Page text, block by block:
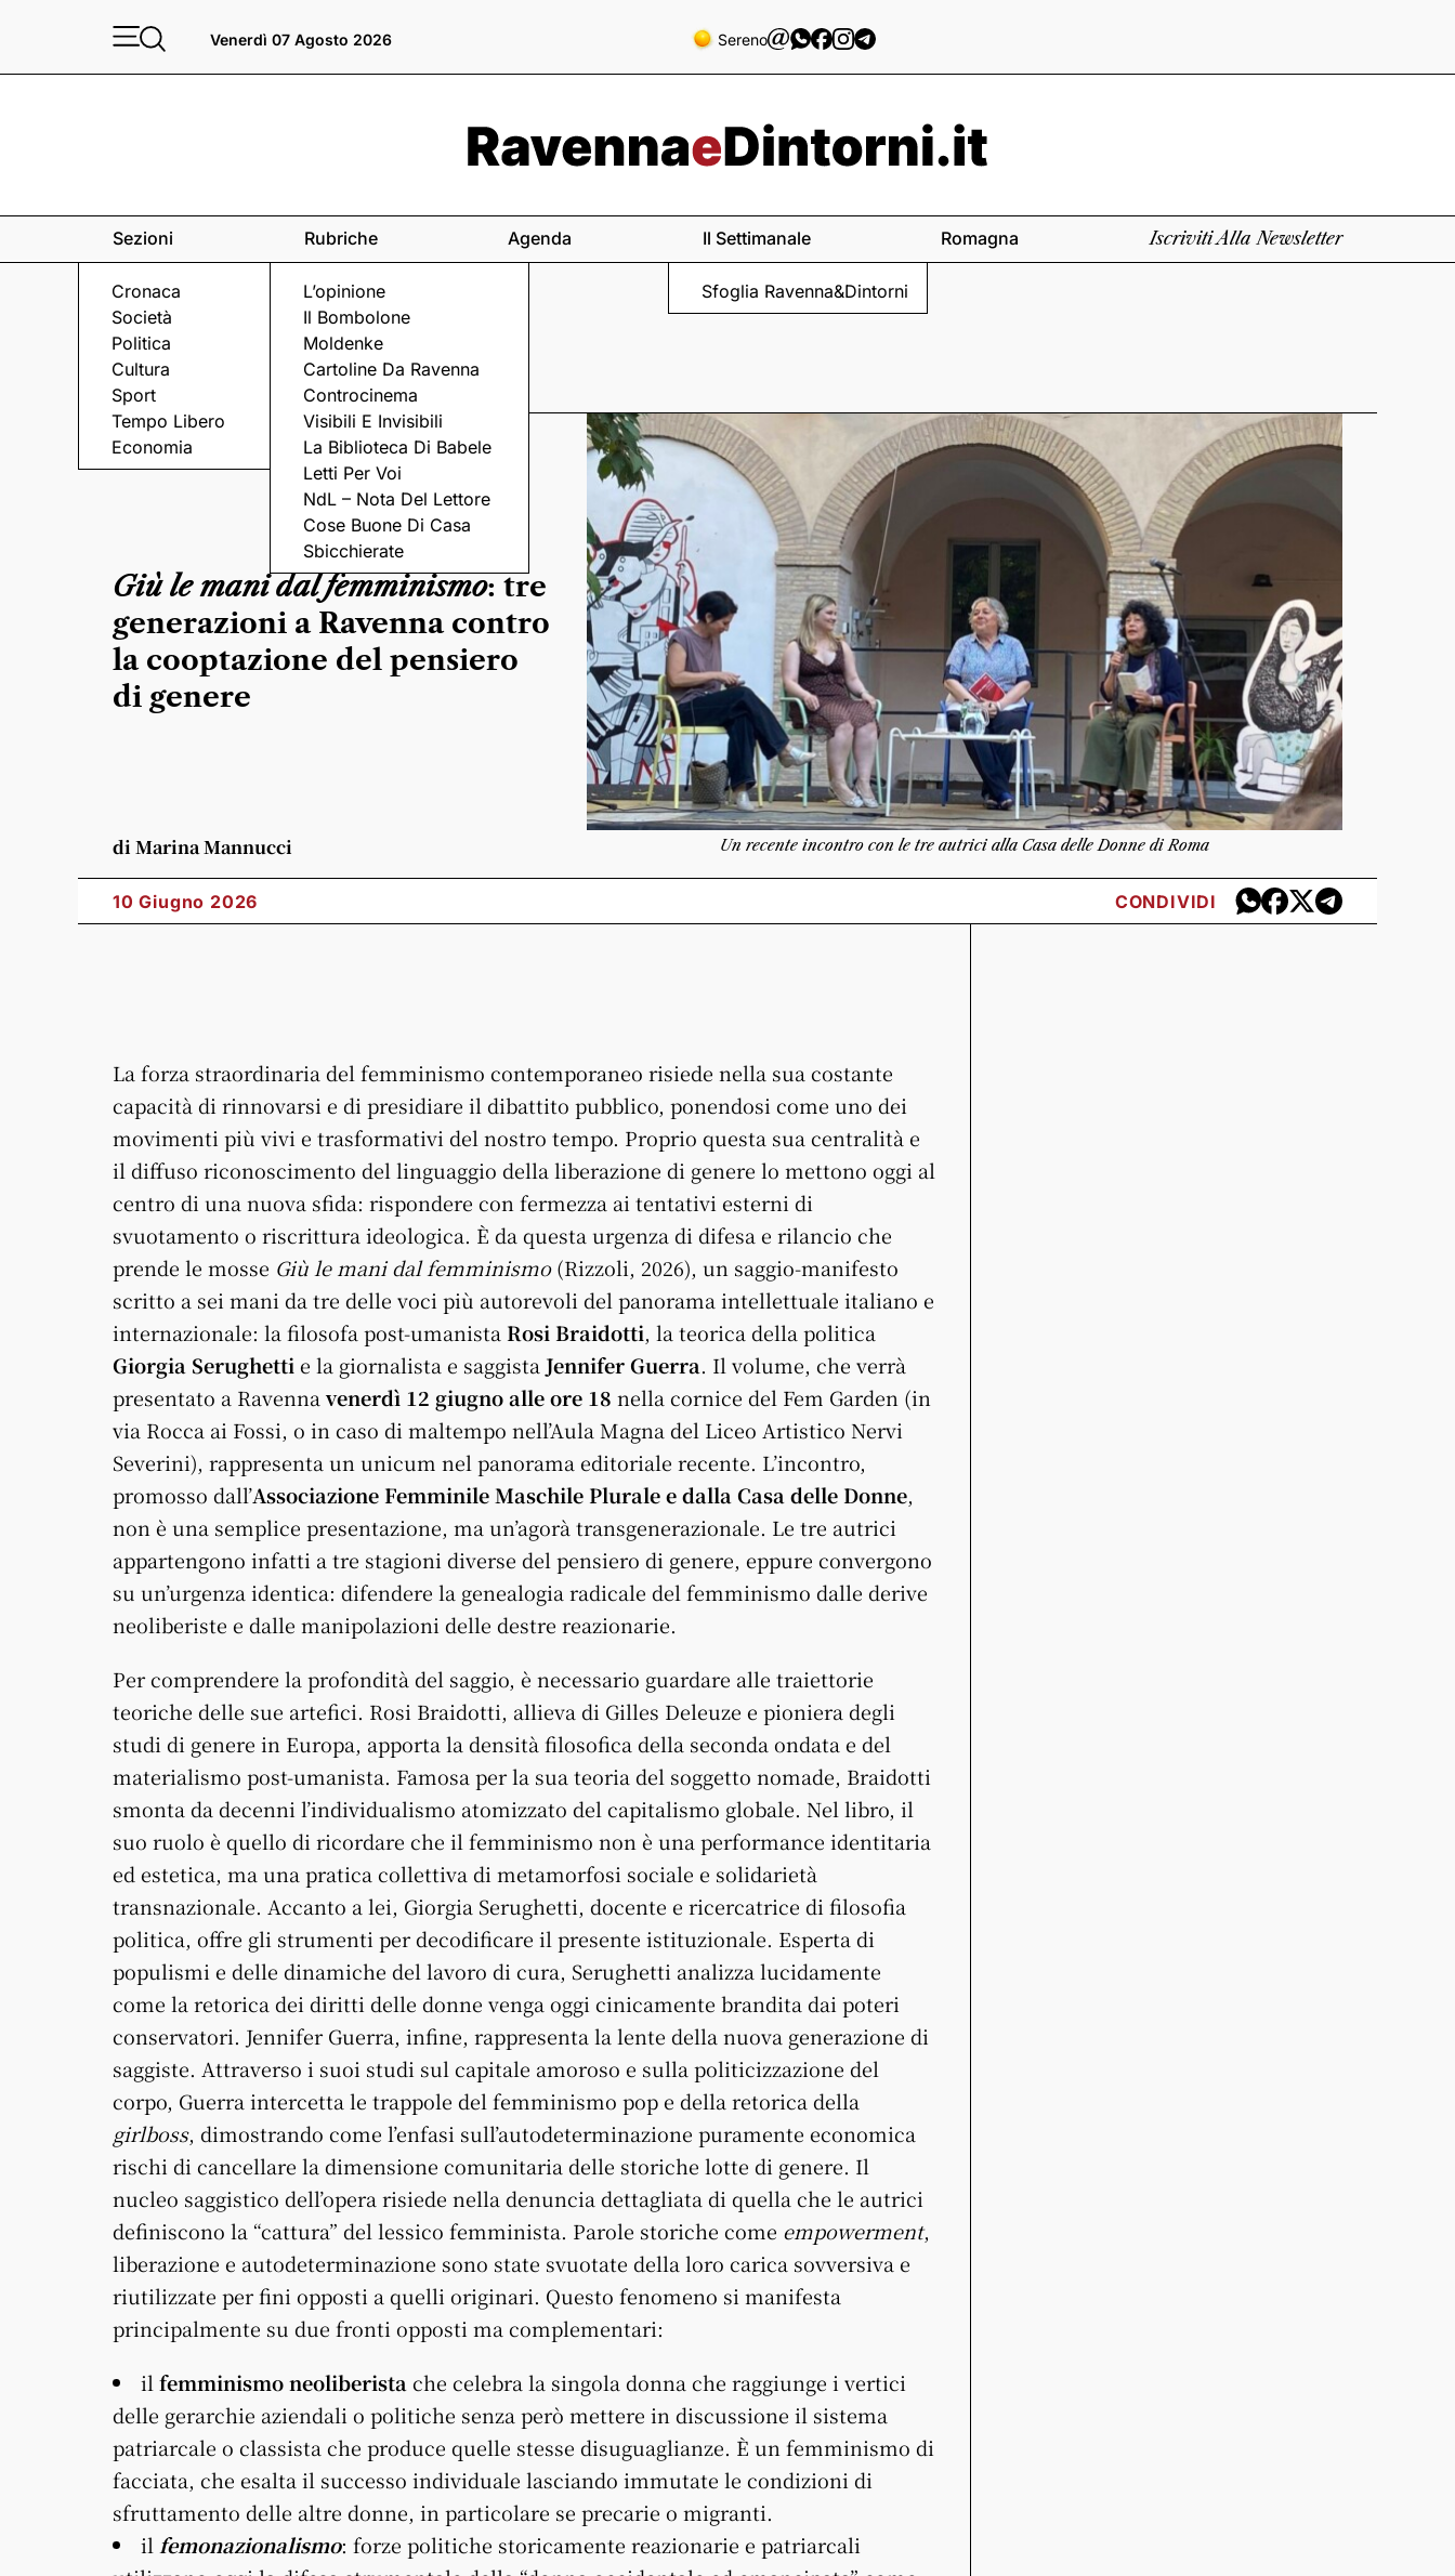
Venerdì 07 Agosto 2026 Sereno
Sezioni
Cronaca
Società
Politica
Cultura
Sport
Tempo Libero
Economia
Rubriche
L’opinione
Il Bombolone
Moldenke
Cartoline Da Ravenna
Controcinema
Visibili E Invisibili
La Biblioteca Di Babele
Letti Per Voi
NdL – Nota Del Lettore
Cose Buone Di Casa
Sbicchierate
Agenda Il Settimanale
Sfoglia Ravenna&Dintorni
Romagna Iscriviti Alla Newsletter
L'INCONTRO
Giù le mani dal femminismo: tre
generazioni a Ravenna contro
la cooptazione del pensiero
di genere
di Marina Mannucci Un recente incontro con le tre autrici alla Casa delle Donne di Roma
10 Giugno 2026 CONDIVIDI
La forza straordinaria del femminismo contemporaneo risiede nella sua costante
capacità di rinnovarsi e di presidiare il dibattito pubblico, ponendosi come uno dei
movimenti più vivi e trasformativi del nostro tempo. Proprio questa sua centralità e
il diffuso riconoscimento del linguaggio della liberazione di genere lo mettono oggi al
centro di una nuova sfida: rispondere con fermezza ai tentativi esterni di
svuotamento o riscrittura ideologica. È da questa urgenza di difesa e rilancio che
prende le mosse Giù le mani dal femminismo(Rizzoli, 2026), un saggio-manifesto
scritto a sei mani da tre delle voci più autorevoli del panorama intellettuale italiano e
internazionale: la filosofa post-umanista Rosi Braidotti, la teorica della politica
Giorgia Serughetti e la giornalista e saggista Jennifer Guerra. Il volume, che verrà
presentato a Ravenna venerdì 12 giugno alle ore 18 nella cornice del Fem Garden (in
via Rocca ai Fossi, o in caso di maltempo nell’Aula Magna del Liceo Artistico Nervi
Severini), rappresenta un unicum nel panorama editoriale recente. L’incontro,
promosso dall’Associazione Femminile Maschile Plurale e dalla Casa delle Donne,
non è una semplice presentazione, ma un’agorà transgenerazionale. Le tre autrici
appartengono infatti a tre stagioni diverse del pensiero di genere, eppure convergono
su un’urgenza identica: difendere la genealogia radicale del femminismo dalle derive
neoliberiste e dalle manipolazioni delle destre reazionarie.
Per comprendere la profondità del saggio, è necessario guardare alle traiettorie
teoriche delle sue artefici. Rosi Braidotti, allieva di Gilles Deleuze e pioniera degli
studi di genere in Europa, apporta la densità filosofica della seconda ondata e del
materialismo post-umanista. Famosa per la sua teoria del soggetto nomade, Braidotti
smonta da decenni l’individualismo atomizzato del capitalismo globale. Nel libro, il
suo ruolo è quello di ricordare che il femminismo non è una performance identitaria
ed estetica, ma una pratica collettiva di metamorfosi sociale e solidarietà
transnazionale. Accanto a lei, Giorgia Serughetti, docente e ricercatrice di filosofia
politica, offre gli strumenti per decodificare il presente istituzionale. Esperta di
populismi e delle dinamiche del lavoro di cura, Serughetti analizza lucidamente
come la retorica dei diritti delle donne venga oggi cinicamente brandita dai poteri
conservatori. Jennifer Guerra, infine, rappresenta la lente della nuova generazione di
saggiste. Attraverso i suoi studi sul capitale amoroso e sulla politicizzazione del
corpo, Guerra intercetta le trappole del femminismo pop e della retorica della
girlboss, dimostrando come l’enfasi sull’autodeterminazione puramente economica
rischi di cancellare la dimensione comunitaria delle storiche lotte di genere. Il
nucleo saggistico dell’opera risiede nella denuncia dettagliata di quella che le autrici
definiscono la “cattura” del lessico femminista. Parole storiche come empowerment,
liberazione e autodeterminazione sono state svuotate della loro carica sovversiva e
riutilizzate per fini opposti a quelli originari. Questo fenomeno si manifesta
principalmente su due fronti opposti ma complementari:
il femminismo neoliberista che celebra la singola donna che raggiunge i vertici
delle gerarchie aziendali o politiche senza però mettere in discussione il sistema
patriarcale o classista che produce quelle stesse disuguaglianze. È un femminismo di
facciata, che esalta il successo individuale lasciando immutate le condizioni di
sfruttamento delle altre donne, in particolare se precarie o migranti.
il femonazionalismo: forze politiche storicamente reazionarie e patriarcali